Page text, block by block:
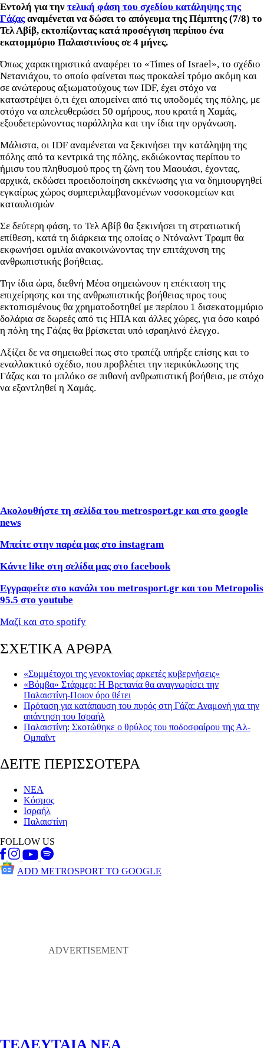
Εντολή για την τελική φάση του σχεδίου κατάληψης της
Γάζαςαναμένεται να δώσει το απόγευμα της Πέμπτης (7/8) το
Τελ Αβίβ, εκτοπίζοντας κατά προσέγγιση περίπου ένα
εκατομμύριο Παλαιστινίους σε 4 μήνες.
Όπως χαρακτηριστικά αναφέρει το «Times of Israel», το σχέδιο
Νετανιάχου, το οποίο φαίνεται πως προκαλεί τρόμο ακόμη και
σε ανώτερους αξιωματούχους των IDF, έχει στόχο να
καταστρέψει ό,τι έχει απομείνει από τις υποδομές της πόλης, με
στόχο να απελευθερώσει 50 ομήρους, που κρατά η Χαμάς,
εξουδετερώνοντας παράλληλα και την ίδια την οργάνωση.
Μάλιστα, οι IDF αναμένεται να ξεκινήσει την κατάληψη της
πόλης από τα κεντρικά της πόλης, εκδιώκοντας περίπου το
ήμισυ του πληθυσμού προς τη ζώνη του Μαουάσι, έχοντας,
αρχικά, εκδώσει προειδοποίηση εκκένωσης για να δημιουργηθεί
εγκαίρως χώρος συμπεριλαμβανομένων νοσοκομείων και
καταυλισμών
Σε δεύτερη φάση, το Τελ Αβίβ θα ξεκινήσει τη στρατιωτική
επίθεση, κατά τη διάρκεια της οποίας ο Ντόναλντ Τραμπ θα
εκφωνήσει ομιλία ανακοινώνοντας την επιτάχυνση της
ανθρωπιστικής βοήθειας.
Την ίδια ώρα, διεθνή Μέσα σημειώνουν η επέκταση της
επιχείρησης και της ανθρωπιστικής βοήθειας προς τους
εκτοπισμένους θα χρηματοδοτηθεί με περίπου 1 δισεκατομμύριο
δολάρια σε δωρεές από τις ΗΠΑ και άλλες χώρες, για όσο καιρό
η πόλη της Γάζας θα βρίσκεται υπό ισραηλινό έλεγχο.
Αξίζει δε να σημειωθεί πως στο τραπέζι υπήρξε επίσης και το
εναλλακτικό σχέδιο, που προβλέπει την περικύκλωσης της
Γάζας και το μπλόκο σε πιθανή ανθρωπιστική βοήθεια, με στόχο
να εξαντληθεί η Χαμάς.
Ακολουθήστε τη σελίδα του metrosport.gr και στο google
news
Μπείτε στην παρέα μας στο instagram
Κάντε like στη σελίδα μας στο facebook
Εγγραφείτε στο κανάλι του metrosport.gr και του Metropolis
95.5 στο youtube
Μαζί και στο spotify
ΣΧΕΤΙΚΑ ΑΡΘΡΑ
« Συμμέτοχοι της γενοκτονίας αρκετές κυβερνήσεις»
«Βόμβα» Στάρμερ: Η Βρετανία θα αναγνωρίσει την
Παλαιστίνη-Ποιον όρο θέτει
Πρόταση για κατάπαυση του πυρός στη Γάζα: Αναμονή για την
απάντηση του Ισραήλ
Παλαιστίνη: Σκοτώθηκε ο θρύλος του ποδοσφαίρου της Αλ-
Ομπαΐντ
ΔΕΙΤΕ ΠΕΡΙΣΣΟΤΕΡΑ
ΝΕΑ
Κόσμος
Ισραήλ
Παλαιστίνη
FOLLOW US
ADD METROSPORT TO GOOGLE
ΤΕΛΕΥΤΑΙΑ ΝΕΑ